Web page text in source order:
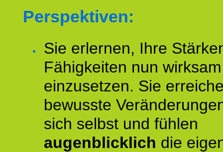
Perspektiven:
Sie erlernen, Ihre
Fähigkeiten nun wirksam
einzusetzen. Sie
bewusste
sich selbst und fühlen
augenblicklich die